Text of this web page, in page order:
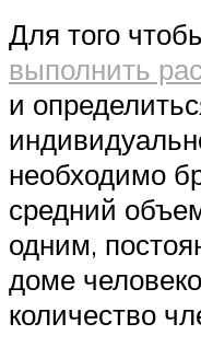
Для того
выполнить
и
необходимо
средний
одним,
доме
количество